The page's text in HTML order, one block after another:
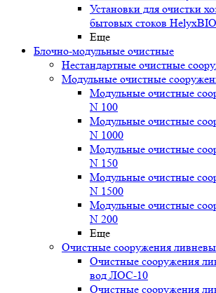
Установки для очистки
бытовых стоков
Еще
Блочно-модульные очистные
Нестандартные очистные
Модульные очистные
Модульные очистные
N 100
Модульные очистные
N 1000
Модульные очистные
N 150
Модульные очистные
N 1500
Модульные очистные
N 200
Еще
Очистные сооружения
Очистные сооружения
вод ЛОС-10
Очистные сооружения